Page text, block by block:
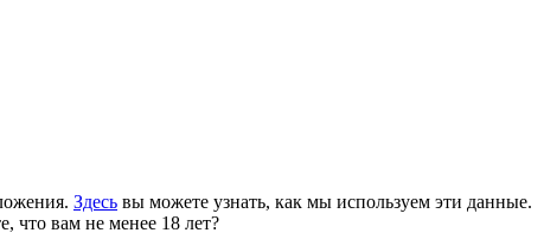
Здесь вы можете узнать, как мы используем эти данные.
что вам не менее 18 лет?